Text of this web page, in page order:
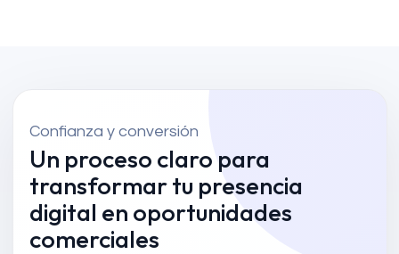
Confianza y conversión
Un proceso claro para
transformar tu presencia
digital en oportunidades
comerciales